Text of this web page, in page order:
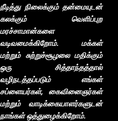
நீடித்து நிலைக்கும் தன்மையுடன்
கலக்கும் வெளிப்புற
மரச்சாமான்களை
வடிவமைக்கிறோம். மக்கள்
மற்றும் சுற்றுச்சூழலை மதிக்கும்
ஒரு சித்தாந்தத்தால்
வழிநடத்தப்படும் எங்கள்
சப்ளையர்கள், கைவினைஞர்கள்
மற்றும் வாடிக்கையாளர்களுடன்
நாங்கள் ஒத்துழைக்கிறோம்.